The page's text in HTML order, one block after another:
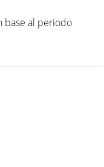
base al periodo